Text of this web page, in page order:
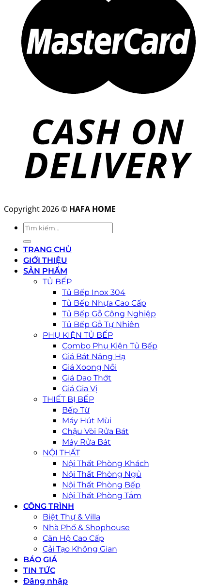
Copyright 2026 © HAFA HOME
Tìm
kiếm:
TRANG CHỦ
GIỚI THIỆU
SẢN PHẨM
TỦ BẾP
Tủ Bếp Inox 304
Tủ Bếp Nhựa Cao Cấp
Tủ Bếp Gỗ Công Nghiệp
Tủ Bếp Gỗ Tự Nhiên
PHỤ KIỆN TỦ BẾP
Combo Phụ Kiện Tủ Bếp
Giá Bát Nâng Hạ
Giá Xoong Nồi
Giá Dao Thớt
Giá Gia Vị
THIẾT BỊ BẾP
Bếp Từ
Máy Hút Mùi
Chậu Vòi Rửa Bát
Máy Rửa Bát
NỘI THẤT
Nội Thất Phòng Khách
Nội Thất Phòng Ngủ
Nội Thất Phòng Bếp
Nội Thất Phòng Tắm
CÔNG TRÌNH
Biệt Thự & Villa
Nhà Phố & Shophouse
Căn Hộ Cao Cấp
Cải Tạo Không Gian
BÁO GIÁ
TIN TỨC
Đăng nhập